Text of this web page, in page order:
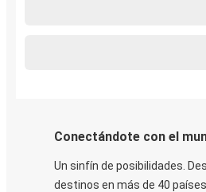
Conectándote con el
Un sinfín de posibilidades.
destinos en más de 40